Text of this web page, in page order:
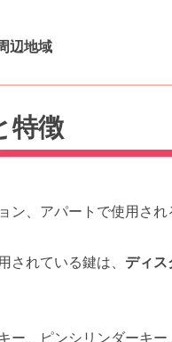
辺地域
特徴
ン、アパートで使用さ
されている鍵は、 ディ
ー、ピンシリンダーキ